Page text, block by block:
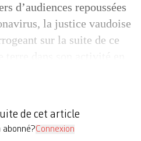
d’audiences repoussées
la justice vaudoise
sur la suite de ce
de cet article
abonné?Connexion